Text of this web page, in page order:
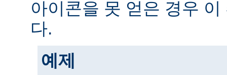
아이콘을 못 얻은 경우
다.
예제